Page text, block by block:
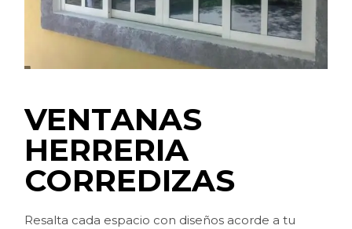
VENTANAS
HERRERIA
CORREDIZAS
Resalta cada espacio con diseños acorde a tu